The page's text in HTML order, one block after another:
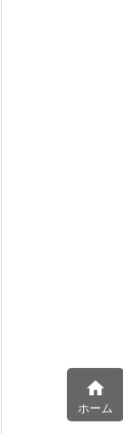

ホーム